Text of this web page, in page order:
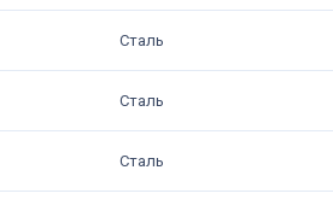
Сталь
Сталь
Сталь